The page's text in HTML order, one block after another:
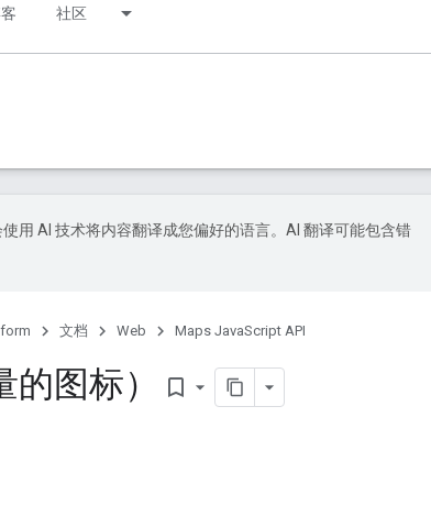
社区
使用 AI 技术将内容翻译成您偏好的语言。AI 翻译可能包含错
文档 Web Maps JavaScript API
图标） bookmark_border